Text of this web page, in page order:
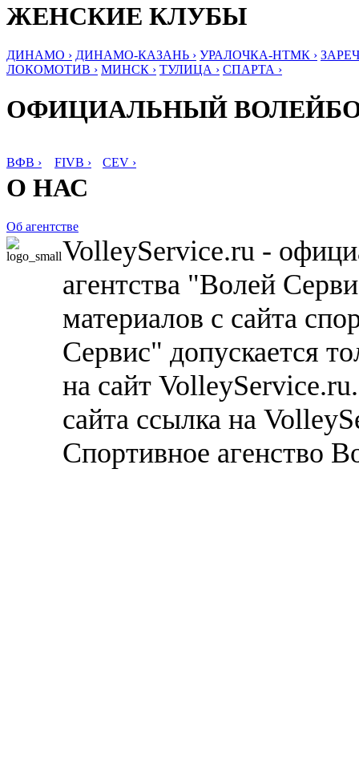
ЖЕНСКИЕ КЛУБЫ
ДИНАМО › ДИНАМО-КАЗАНЬ › УРАЛОЧКА-НТМК ›
ЛОКОМОТИВ › МИНСК › ТУЛИЦА › СПАРТА ›
ОФИЦИАЛЬНЫЙ
ВФВ › FIVB › CEV ›
О НАС
Об агентстве
VolleyService.ru -
агентства "Волей
материалов с сайта
Сервис" допускается
на сайт
сайта ссылка на
Спортивное агенство